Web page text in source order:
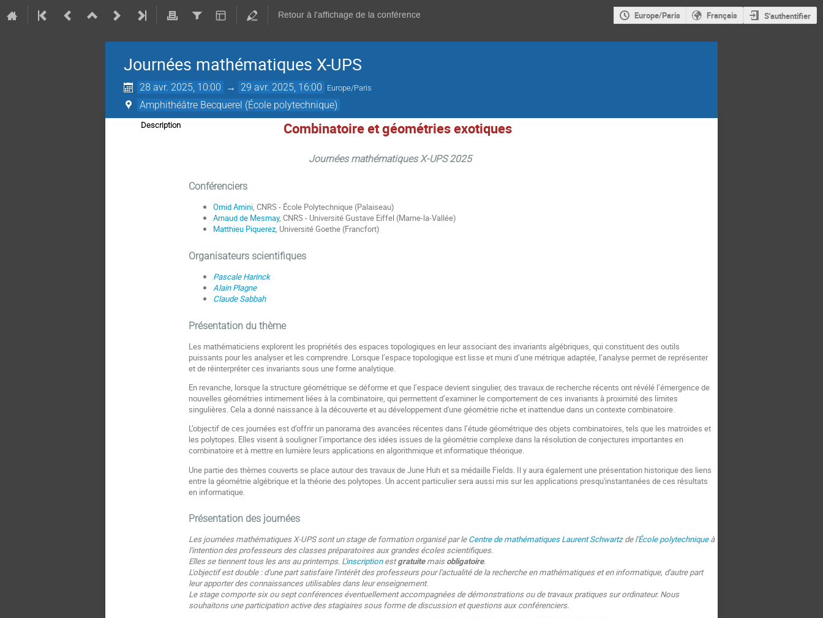
Retour à l'affichage de la conférence Europe/Paris Français S'authentifier
Journées mathématiques X-UPS
28 avr. 2025, 10:00 → 29 avr. 2025, 16:00 Europe/Paris
Amphithéâtre Becquerel (École polytechnique)
Description Combinatoire et géométries exotiques
Journées mathématiques X-UPS 2025
Conférenciers
Omid Amini, CNRS - École Polytechnique (Palaiseau)
Arnaud de Mesmay, CNRS - Université Gustave Eiffel (Marne-la-Vallée)
Matthieu Piquerez, Université Goethe (Francfort)
Organisateurs scientifiques
Pascale Harinck
Alain Plagne
Claude Sabbah
Présentation du thème
Les mathématiciens explorent les propriétés des espaces topologiques en leur associant des invariants algébriques, qui constituent des outils
puissants pour les analyser et les comprendre. Lorsque l’espace topologique est lisse et muni d’une métrique adaptée, l’analyse permet de représenter
et de réinterpréter ces invariants sous une forme analytique.
En revanche, lorsque la structure géométrique se déforme et que l’espace devient singulier, des travaux de recherche récents ont révélé l’émergence de
nouvelles géométries intimement liées à la combinatoire, qui permettent d’examiner le comportement de ces invariants à proximité des limites
singulières. Cela a donné naissance à la découverte et au développement d'une géométrie riche et inattendue dans un contexte combinatoire.
L’objectif de ces journées est d’offrir un panorama des avancées récentes dans l’étude géométrique des objets combinatoires, tels que les matroïdes et
les polytopes. Elles visent à souligner l’importance des idées issues de la géométrie complexe dans la résolution de conjectures importantes en
combinatoire et à mettre en lumière leurs applications en algorithmique et informatique théorique.
Une partie des thèmes couverts se place autour des travaux de June Huh et sa médaille Fields. Il y aura également une présentation historique des liens
entre la géométrie algébrique et la théorie des polytopes. Un accent particulier sera aussi mis sur les applications presqu'instantanées de ces résultats
en informatique.
Présentation des journées
Les journées mathématiques X-UPS sont un stage de formation organisé par leCentre de mathématiques Laurent Schwartzde l'École polytechniqueà
l'intention des professeurs des classes préparatoires aux grandes écoles scientifiques.
Elles se tiennent tous les ans au printemps. L'inscriptionestgratuitemaisobligatoire.
L'objectif est double : d'une part satisfaire l'intérêt des professeurs pour l'actualité de la recherche en mathématiques et en informatique, d'autre part
leur apporter des connaissances utilisables dans leur enseignement.
Le stage comporte six ou sept conférences éventuellement accompagnées de démonstrations ou de travaux pratiques sur ordinateur. Nous
souhaitons une participation active des stagiaires sous forme de discussion et questions aux conférenciers.